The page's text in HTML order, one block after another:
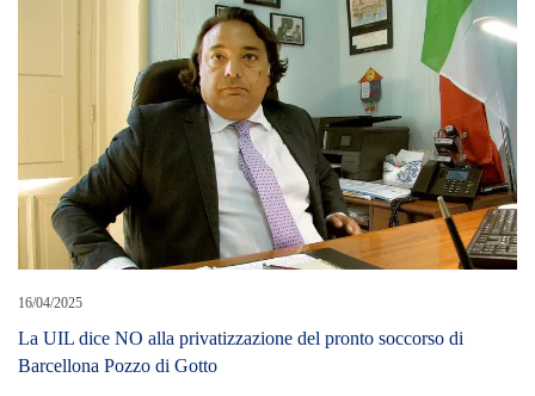
16/04/2025
La UIL dice NO alla privatizzazione del pronto soccorso di
Barcellona Pozzo di Gotto